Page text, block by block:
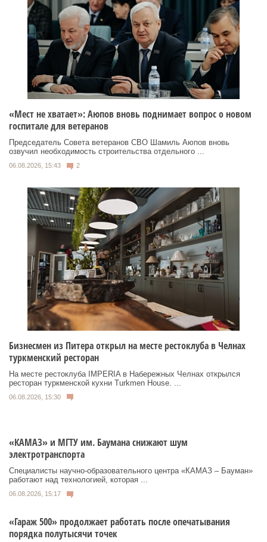
«Мест не хватает»: Аюпов вновь поднимает вопрос о новом
госпитале для ветеранов
Председатель Совета ветеранов СВО Шамиль Аюпов вновь
озвучил необходимость строительства отдельного ...
06.08.2026, 15:43 2
Бизнесмен из Питера открыл на месте рестоклуба в Челнах
туркменский ресторан
На месте рестоклуба IMPERIA в Набережных Челнах открылся
ресторан туркменской кухни Turkmen House. ...
06.08.2026, 15:30
«КАМАЗ» и МГТУ им. Баумана снижают шум
электротранспорта
Специалисты научно-образовательного центра «КАМАЗ – Бауман»
работают над технологией, которая ...
06.08.2026, 15:17
«Гараж 500» продолжает работать после опечатывания
порядка полутысячи точек